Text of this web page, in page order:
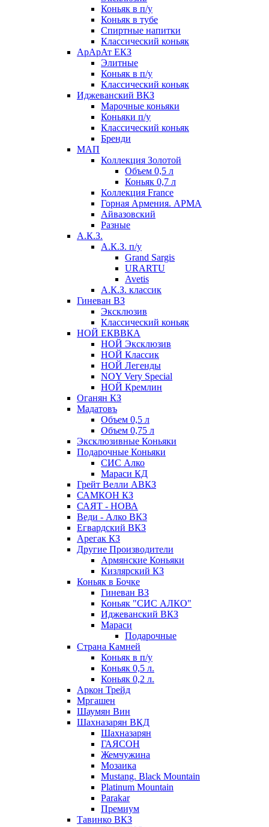
Коньяк в п/у
Коньяк в тубе
Спиртные напитки
Классический коньяк
АрАрАт ЕКЗ
Элитные
Коньяк в п/у
Классический коньяк
Иджеванский ВКЗ
Марочные коньяки
Коньяки п/у
Классический коньяк
Бренди
МАП
Коллекция Золотой
Объем 0,5 л
Коньяк 0,7 л
Коллекция France
Горная Армения. АРМА
Айвазовский
Разные
А.К.З.
А.К.З. п/у
Grand Sargis
URARTU
Avetis
А.К.З. классик
Гиневан ВЗ
Эксклюзив
Классический коньяк
НОЙ ЕКВВКА
НОЙ Эксклюзив
НОЙ Классик
НОЙ Легенды
NOY Very Speсial
НОЙ Кремлин
Оганян КЗ
Мадатовъ
Объем 0,5 л
Объем 0,75 л
Эксклюзивные Коньяки
Подарочные Коньяки
СИС Алко
Мараси КД
Грейт Велли АВКЗ
САМКОН КЗ
САЯТ - НОВА
Веди - Алко ВКЗ
Егвардский ВКЗ
Арегак КЗ
Другие Производители
Армянские Коньяки
Кизлярский КЗ
Коньяк в Бочке
Гиневан ВЗ
Коньяк "СИС АЛКО"
Иджеванский ВКЗ
Мараси
Подарочные
Страна Камней
Коньяк в п/у
Коньяк 0,5 л.
Коньяк 0,2 л.
Аркон Трейд
Мргашен
Шаумян Вин
Шахназарян ВКД
Шахназарян
ГАЯСОН
Жемчужина
Мозаика
Mustang. Black Mountain
Platinum Mountain
Parakar
Премиум
Тавинко ВКЗ